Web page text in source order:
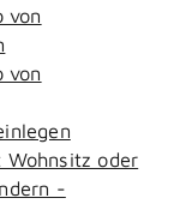
von
von
oder
-